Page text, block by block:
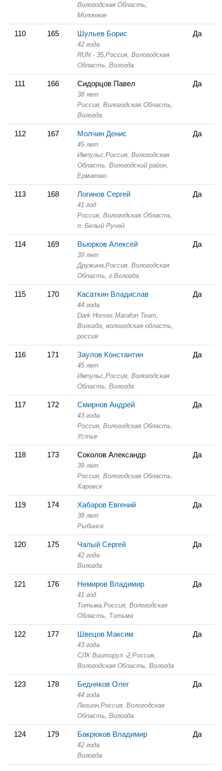
Вологодская Область,
Молочное
110 165 Шульев Борис
42 года
RUN - 35, Россия, Вологодская
Область, Вологда
Да
111 166 Сидорцов Павел
38 лет
Россия, Вологодская Область,
Вологда
Да
112 167 Молчин Денис
45 лет
Импульс, Россия, Вологодская
Область, Вологодский район,
Ермаково
Да
113 168 Логинов Сергей
41 год
Россия, Вологодская Область,
п. Белый Ручей
Да
114 169 Вьюрков Алексей
39 лет
Дружина, Россия, Вологодская
Область, г.Вологда
Да
115 170 Касаткин Владислав
44 года
Dark Horses Marafon Team,
Вологда, вологодская область,
россия
Да
116 171 Заулов Константин
45 лет
Импульс, Россия, Вологодская
Область, Вологда
Да
117 172 Смирнов Андрей
43 года
Россия, Вологодская Область,
Устье
Да
118 173 Соколов Александр
39 лет
Россия, Вологодская Область,
Харовск
Да
119 174 Хабаров Евгений
38 лет
Рыбинск
Да
120 175 Чалый Сергей
42 года
Вологда
Да
121 176 Немиров Владимир
41 год
Тотьма, Россия, Вологодская
Область,
Тотьма
Да
122 177 Швецов Максим
43 года
СЛК Вииторул -2, Россия,
Вологодская Область, Вологда
Да
123 178 Бедняков Олег
44 года
Легион, Россия, Вологодская
Область, Вологда
Да
124 179 Бакрюков Владимир
42 года
Вологда
Да